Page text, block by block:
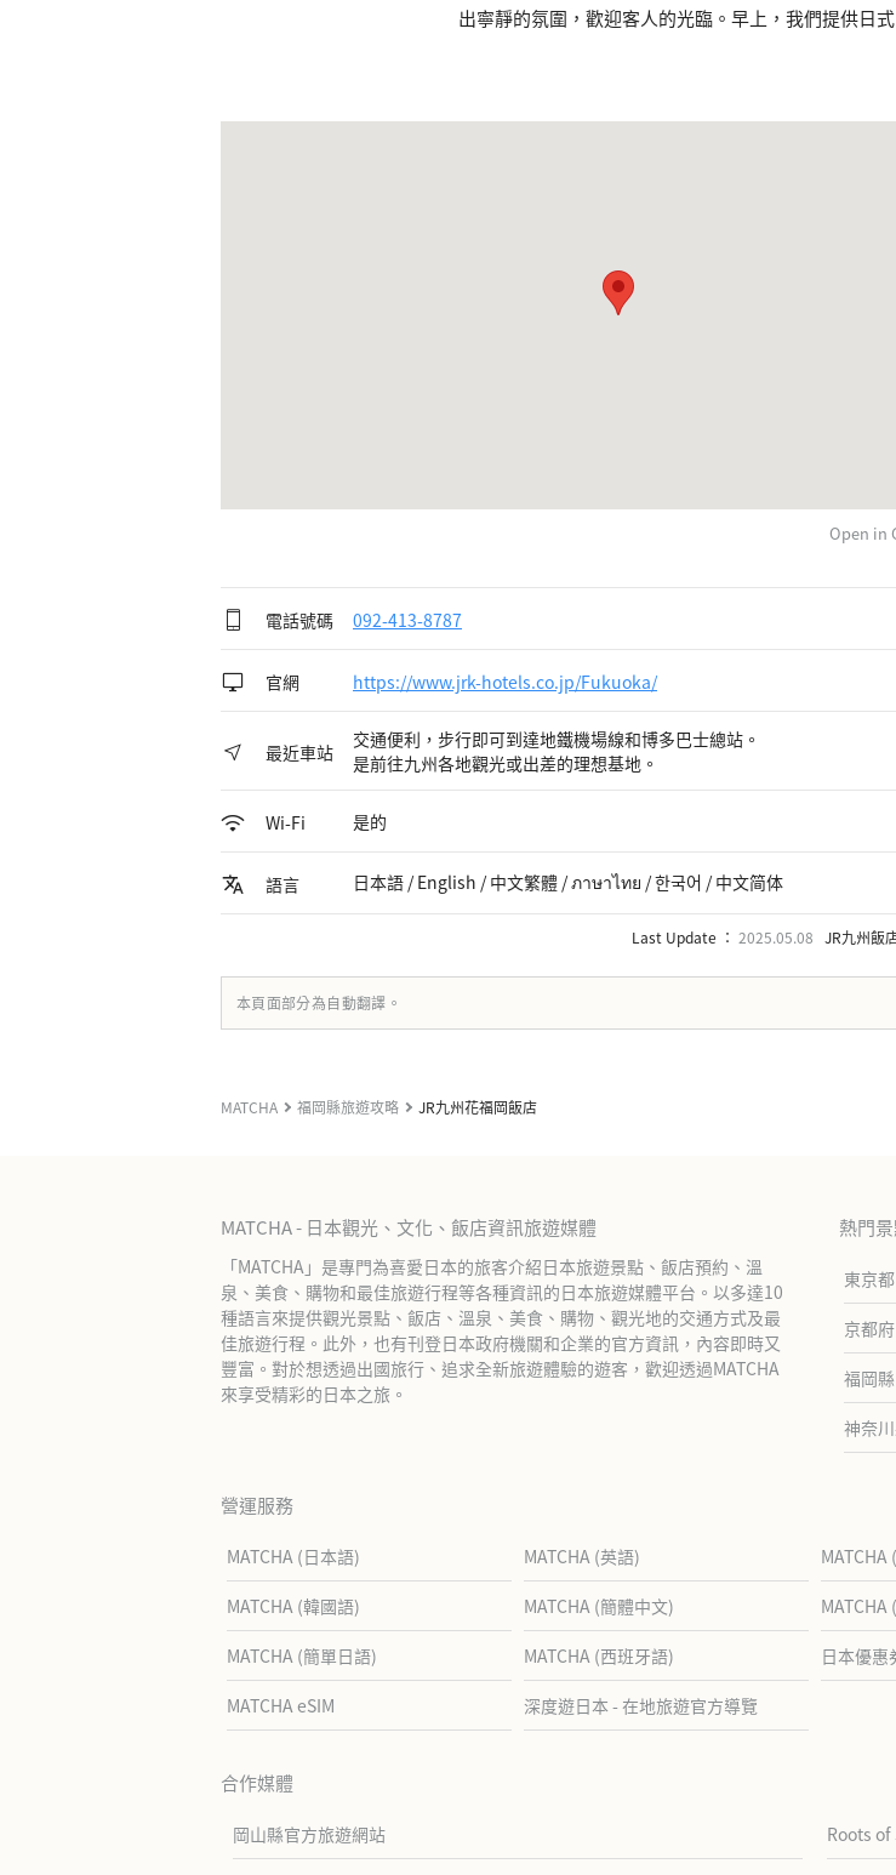
出寧靜的氛圍，歡迎客人的光臨。早上，我們提供日
Open in
電話號碼 092-413-8787
官網 https://www.jrk-hotels.co.jp/Fukuoka/
最近車站
交通便利，步行即可到達地鐵機場線和博多巴士總站。
是前往九州各地觀光或出差的理想基地。
Wi-Fi 是的
語言 日本語 / English / 中文繁體 / ภาษาไทย / 한국어 / 中文简体
Last Update ： 2025.05.08 JR九州飯
本頁面部分為自動翻譯。
MATCHA 福岡縣旅遊攻略 JR九州花福岡飯店
MATCHA - 日本觀光、文化、飯店資訊旅遊媒體
「MATCHA」是專門為喜愛日本的旅客介紹日本旅遊景點、飯店預約、溫
泉、美食、購物和最佳旅遊行程等各種資訊的日本旅遊媒體平台。以多達10
種語言來提供觀光景點、飯店、溫泉、美食、購物、觀光地的交通方式及最
佳旅遊行程。此外，也有刊登日本政府機關和企業的官方資訊，內容即時又
豐富。對於想透過出國旅行、追求全新旅遊體驗的遊客，歡迎透過MATCHA
來享受精彩的日本之旅。
熱門
東京都
京都府
福岡縣
神奈
營運服務
MATCHA (日本語) MATCHA (英語) MATCHA
MATCHA (韓國語) MATCHA (簡體中文) MATCHA
MATCHA (簡單日語) MATCHA (西班牙語) 日本優
MATCHA eSIM 深度遊日本 - 在地旅遊官方導覽
合作媒體
岡山縣官方旅遊網站 Roots